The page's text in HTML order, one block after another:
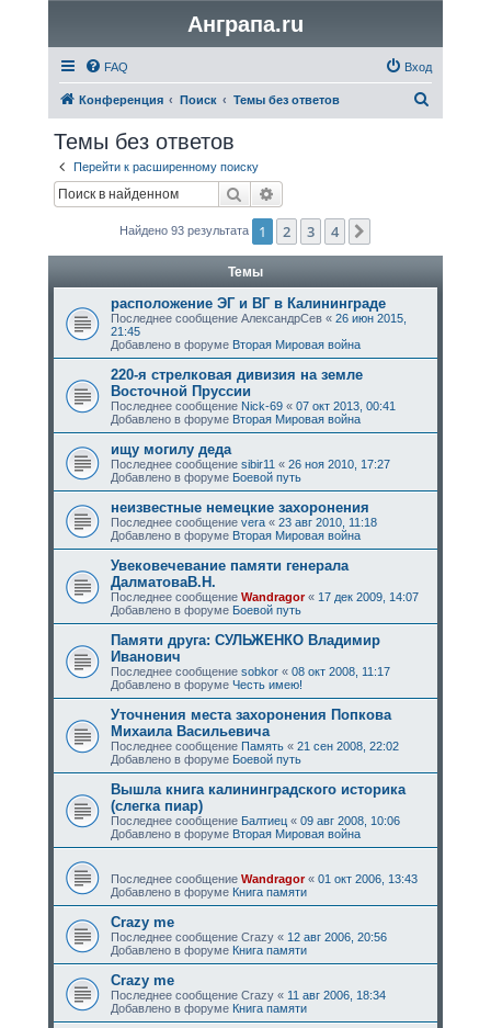
Анграпа.ru
FAQ Вход
Конференция Поиск Темы без ответов
Темы без ответов
Перейти к расширенному поиску
Поиск
Найдено 93 результата 1 2 3 4
Темы
расположение ЭГ и ВГ в Калининграде
Последнее сообщение АлександрСев« 26 июн 2015,
21:45
Добавлено в форуме Вторая Мировая война
220-я стрелковая дивизия на земле
Восточной Пруссии
Последнее сообщение Nick-69« 07 окт 2013, 00:41
Добавлено в форуме Вторая Мировая война
ищу могилу дедa
Последнее сообщение sibir11 « 26 ноя 2010, 17:27
Добавлено в форуме Боевой путь
неизвестные немецкие захоронения
Последнее сообщение vera« 23 авг 2010, 11:18
Добавлено в форуме Вторая Мировая война
Увековечевание памяти генерала
ДалматоваВ.Н.
Последнее сообщение Wandragor« 17 дек 2009, 14:07
Добавлено в форуме Боевой путь
Памяти друга: СУЛЬЖЕНКО Владимир
Иванович
Последнее сообщение sobkor« 08 окт 2008, 11:17
Добавлено в форуме Честь имею!
Уточнения места захоронения Попкова
Михаила Васильевича
Последнее сообщение Память« 21 сен 2008, 22:02
Добавлено в форуме Боевой путь
Вышла книга калининградского историка
(слегка пиар)
Последнее сообщение Балтиец« 09 авг 2008, 10:06
Добавлено в форуме Вторая Мировая война
Последнее сообщение Wandragor« 01 окт 2006, 13:43
Добавлено в форуме Книга памяти
Crazy me
Последнее сообщение Crazy« 12 авг 2006, 20:56
Добавлено в форуме Книга памяти
Crazy me
Последнее сообщение Crazy« 11 авг 2006, 18:34
Добавлено в форуме Книга памяти